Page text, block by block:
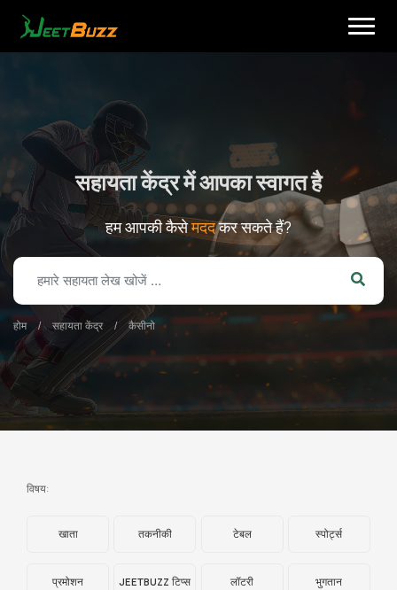
content
हिन्दी
सहायता केंद्र में आपका स्वागत है
हम आपकी कैसेमददकर सकते हैं?
होम / सहायता केंद्र / कैसीनो
विषय:
खाता तकनीकी टेबल स्पोर्ट्स
प्रमोशन JEETBUZZ टिप्स लॉटरी भुगतान